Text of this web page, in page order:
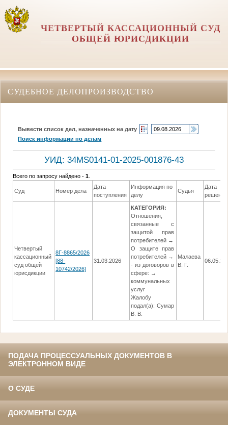
ЧЕТВЕРТЫЙ КАССАЦИОННЫЙ СУД
ОБЩЕЙ ЮРИСДИКЦИИ
СУДЕБНОЕ ДЕЛОПРОИЗВОДСТВО
Вывести список дел, назначенных на дату
Поиск информации по делам
УИД: 34MS0141-01-2025-001876-43
Всего по запросу найдено -1
Суд Номер дела
Дата
поступления
Информация по
делу
Судья
Дата
решения
Четвертый
кассационный
суд общей
юрисдикции
8Г-8865/2026
[88-
10742/2026]
31.03.2026
КАТЕГОРИЯ:
Отношения,
связанные с
защитой прав
потребителей →
О защите прав
потребителей →
- из договоров в
сфере: →
коммунальных
услуг
Жалобу
подал(а): Сумар
В. В.
Малаева
В. Г.
ПОДАЧА ПРОЦЕССУАЛЬНЫХ ДОКУМЕНТОВ В
ЭЛЕКТРОННОМ ВИДЕ
О СУДЕ
ДОКУМЕНТЫ СУДА